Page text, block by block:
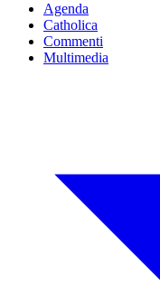
Agenda
Catholica
Commenti
Multimedia